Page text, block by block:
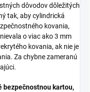
dôvodov dôležitých
tak, aby cylindrická
kovania,
o viac ako 3 mm
kovania, ak nie je
Za chybne zameranú
bezpečnostnou kartou,